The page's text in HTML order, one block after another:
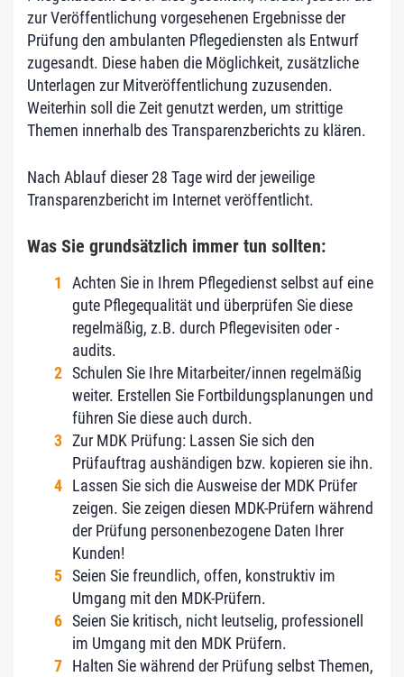
zur Veröffentlichung vorgesehenen Ergebnisse der
Prüfung den ambulanten Pflegediensten als Entwurf
zugesandt. Diese haben die Möglichkeit, zusätzliche
Unterlagen zur Mitveröffentlichung zuzusenden.
Weiterhin soll die Zeit genutzt werden, um strittige
Themen innerhalb des Transparenzberichts zu klären.
Nach Ablauf dieser 28 Tage wird der jeweilige
Transparenzbericht im Internet veröffentlicht.
Was Sie grundsätzlich immer tun sollten:
Achten Sie in Ihrem Pflegedienst selbst auf eine
gute Pflegequalität und überprüfen Sie diese
regelmäßig, z.B. durch Pflegevisiten oder -
audits.
Schulen Sie Ihre Mitarbeiter/innen regelmäßig
weiter. Erstellen Sie Fortbildungsplanungen und
führen Sie diese auch durch.
Zur MDK Prüfung: Lassen Sie sich den
Prüfauftrag aushändigen bzw. kopieren sie ihn.
Lassen Sie sich die Ausweise der MDK Prüfer
zeigen. Sie zeigen diesen MDK-Prüfern während
der Prüfung personenbezogene Daten Ihrer
Kunden!
Seien Sie freundlich, offen, konstruktiv im
Umgang mit den MDK-Prüfern.
Seien Sie kritisch, nicht leutselig, professionell
im Umgang mit den MDK Prüfern.
Halten Sie während der Prüfung selbst Themen,